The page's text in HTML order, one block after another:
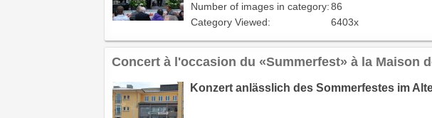
Number of images in category:86
Category Viewed:
6403x
Concert à l'occasion du «Summerfest» à la Maison
Konzert anlässlich des Sommerfestes im